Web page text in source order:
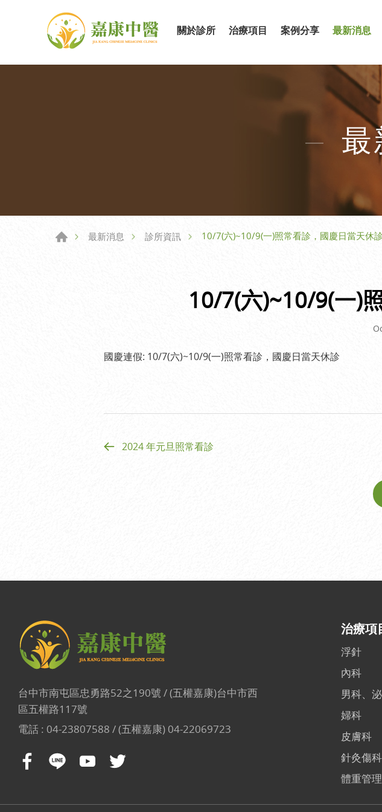
關於診所 治療項目 案例分享 最新消息
最新消息 診所資訊 10/7(六)~10/9(一)照常看診，國慶日當天休
10/7(六)~10/9(一)
國慶連假: 10/7(六)~10/9(一)照常看診，國慶日當天休診
2024 年元旦照常看診
治療項
浮針
內科
男科、
婦科
皮膚科
針灸傷科
體重管理
台中市南屯區忠勇路52之190號 / (五權嘉康)台中市西
區五權路117號
電話 : 04-23807588 / (五權嘉康) 04-22069723